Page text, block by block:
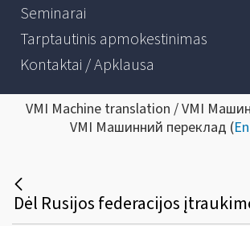
Seminarai
Tarptautinis apmokestinimas
Kontaktai / Apklausa
VMI Machine translation / VMI
VMI Машинний переклад (